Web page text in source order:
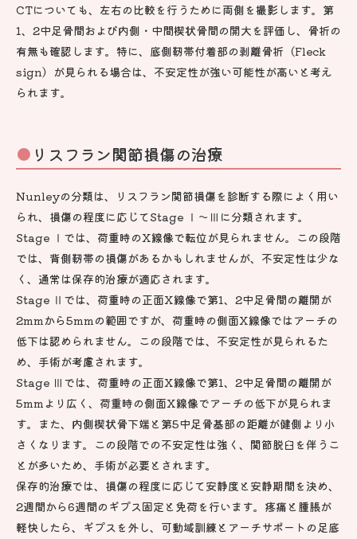
CTについても、左右の比較を行うために両側を撮影します。第
1、2中足骨間および内側・中間楔状骨間の開大を評価し、骨折の
有無も確認します。特に、底側靭帯付着部の剥離骨折（Fleck
sign）が見られる場合は、不安定性が強い可能性が高いと考え
られます。
リスフラン関節損傷の治療
Nunleyの分類は、リスフラン関節損傷を診断する際によく用い
られ、損傷の程度に応じてStage Ⅰ〜Ⅲに分類されます。
Stage Ⅰでは、荷重時のX線像で転位が見られません。この段階
では、背側靭帯の損傷があるかもしれませんが、不安定性は少な
く、通常は保存的治療が適応されます。
Stage Ⅱでは、荷重時の正面X線像で第1、2中足骨間の離開が
2mmから5mmの範囲ですが、荷重時の側面X線像ではアーチの
低下は認められません。この段階では、不安定性が見られるた
め、手術が考慮されます。
Stage Ⅲでは、荷重時の正面X線像で第1、2中足骨間の離開が
5mmより広く、荷重時の側面X線像でアーチの低下が見られま
す。また、内側楔状骨下端と第5中足骨基部の距離が健側より小
さくなります。この段階での不安定性は強く、関節脱臼を伴うこ
とが多いため、手術が必要とされます。
保存的治療では、損傷の程度に応じて安静度と安静期間を決め、
2週間から6週間のギプス固定と免荷を行います。疼痛と腫脹が
軽快したら、ギプスを外し、可動域訓練とアーチサポートの足底